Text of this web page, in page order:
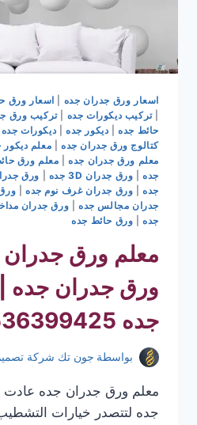
اسعار ورق جدران جده اسعار ورق
|تركيب ديكورات جده |تركيب ورق
حائط جده| ديكور جده| ديكورات جده
كتالوج ورق جدران جده| معلم ديكور
معلم ورق جدران جده| معلم ورق
جده| ورق جدران 3D جده ورق
جده| ورق جدران غرف نوم جده
جدران مجالس جده| ورق جدران
جده| ورق حائط جده
معلم ورق
ورق جدران جده
جده 0536399425
بواسطة جون تك شركة
معلم ورق جدران جده عادت
جده لتتصدر خيارات